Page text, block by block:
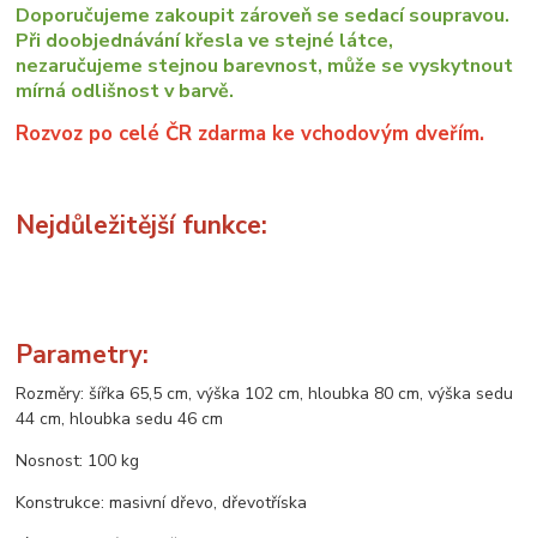
Doporučujeme zakoupit zároveň se sedací soupravou.
Při doobjednávání křesla ve stejné látce,
nezaručujeme stejnou barevnost, může se vyskytnout
mírná odlišnost v barvě.
Rozvoz po celé ČR zdarma ke vchodovým dveřím.
Nejdůležitější funkce:
Parametry:
Rozměry: šířka 65,5 cm, výška 102 cm, hloubka 80 cm, výška sedu
44 cm, hloubka sedu 46 cm
Nosnost: 100 kg
Konstrukce: masivní dřevo, dřevotříska